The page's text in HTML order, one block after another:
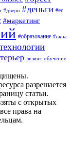
#двери #деньги #ес
#маркетинг
#образование #окна
лизинг обучение
разрешается
статьи.
с открытых
права на